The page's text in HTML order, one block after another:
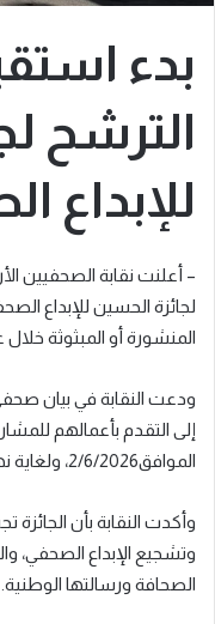
بدء
الترشح
للإبداع
– أعلنت نقابة الصحفيين
لجائزة الحسين للإبداع
المنشورة أو المبثوثة خلال عام
ودعت النقابة في بيان
إلى التقدم بأعمالهم
الموافق2/6/2026، ولغاية نهاية دوام يوم السبت الموافق 20/6/2026.
وأكدت النقابة بأن
وتشجيع الإبداع الصحفي،
الصحافة ورسالتها الوطنية.